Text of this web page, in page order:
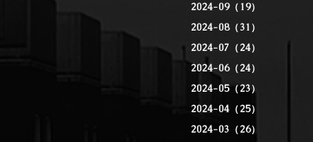
2024-09（19）
2024-08（31）
2024-07（24）
2024-06（24）
2024-05（23）
2024-04（25）
2024-03（26）